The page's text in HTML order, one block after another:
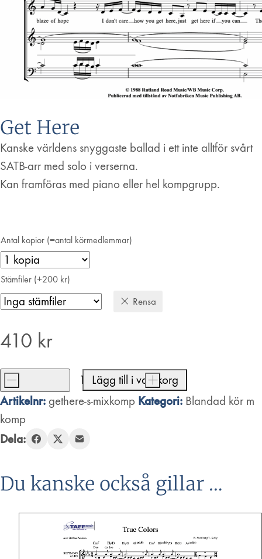
Get Here
Kanske världens snyggaste ballad i ett inte alltför svårt
SATB-arr med solo i verserna.
Kan framföras med piano eller hel kompgrupp.
Antal kopior (=antal körmedlemmar)
Stämfiler (+200 kr)
Rensa
410 kr
Get
Here
mängd
- +
Lägg till i varukorg
Artikelnr: gethere-s-mixkomp Kategori: Blandad kör m
komp
Dela:
Du kanske också gillar …